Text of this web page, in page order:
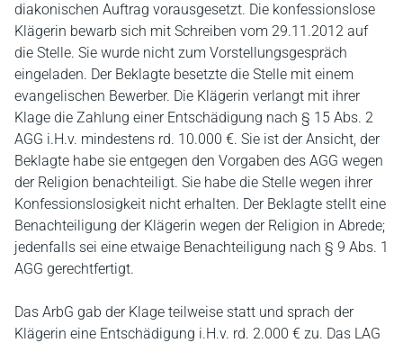
diakonischen Auftrag vorausgesetzt. Die konfessionslose
Klägerin bewarb sich mit Schreiben vom 29.11.2012 auf
die Stelle. Sie wurde nicht zum Vorstellungsgespräch
eingeladen. Der Beklagte besetzte die Stelle mit einem
evangelischen Bewerber. Die Klägerin verlangt mit ihrer
Klage die Zahlung einer Entschädigung nach § 15 Abs. 2
AGG i.H.v. mindestens rd. 10.000 €. Sie ist der Ansicht, der
Beklagte habe sie entgegen den Vorgaben des AGG wegen
der Religion benachteiligt. Sie habe die Stelle wegen ihrer
Konfessionslosigkeit nicht erhalten. Der Beklagte stellt eine
Benachteiligung der Klägerin wegen der Religion in Abrede;
jedenfalls sei eine etwaige Benachteiligung nach § 9 Abs. 1
AGG gerechtfertigt.
Das ArbG gab der Klage teilweise statt und sprach der
Klägerin eine Entschädigung i.H.v. rd. 2.000 € zu. Das LAG